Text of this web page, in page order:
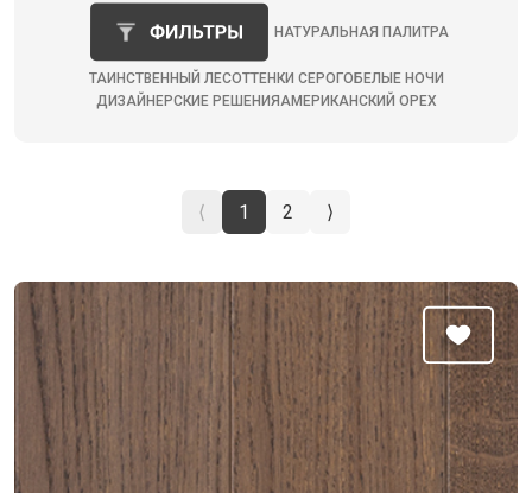
НАТУРАЛЬНАЯ ПАЛИТРА
ТАИНСТВЕННЫЙ ЛЕСОТТЕНКИ СЕРОГО БЕЛЫЕ НОЧИ
ДИЗАЙНЕРСКИЕ РЕШЕНИЯАМЕРИКАНСКИЙ ОРЕХ
⟨ 1 2 ⟩